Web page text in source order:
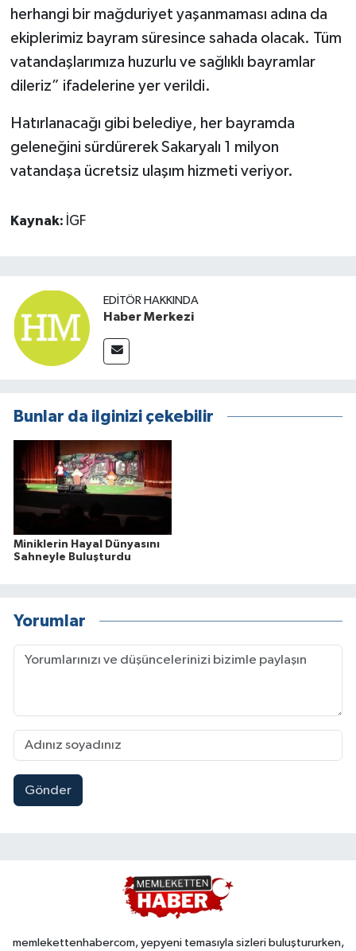
herhangi bir mağduriyet yaşanmaması adına da
ekiplerimiz bayram süresince sahada olacak. Tüm
vatandaşlarımıza huzurlu ve sağlıklı bayramlar
dileriz” ifadelerine yer verildi.
Hatırlanacağı gibi belediye, her bayramda
geleneğini sürdürerek Sakaryalı 1 milyon
vatandaşa ücretsiz ulaşım hizmeti veriyor.
Kaynak: İGF
EDITÖR HAKKINDA
Haber Merkezi
Bunlar da ilginizi çekebilir
Miniklerin Hayal Dünyasını
Sahneyle Buluşturdu
Yorumlar
Gönder
memlekettenhabercom, yepyeni temasıyla sizleri buluştururken,